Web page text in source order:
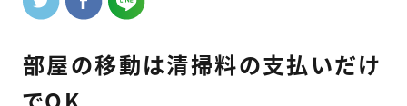
部屋の移動は清掃料の支払いだけ